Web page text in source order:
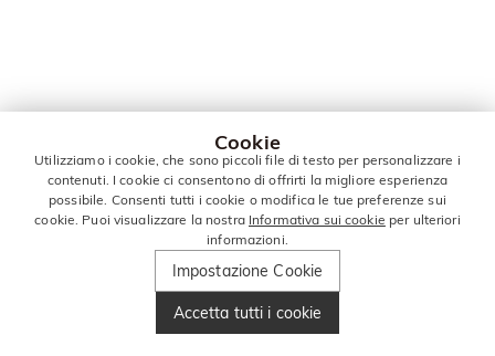
Cookie
Utilizziamo i cookie, che sono piccoli file di testo per personalizzare i
contenuti. I cookie ci consentono di offrirti la migliore esperienza
possibile. Consenti tutti i cookie o modifica le tue preferenze sui
cookie. Puoi visualizzare la nostra Informativa sui cookie per ulteriori
informazioni.
Impostazione Cookie
Accetta tutti i cookie